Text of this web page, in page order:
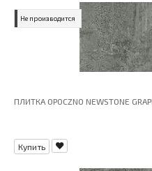
Не производится
ПЛИТКА OPOCZNO NEWSTONE
Купить